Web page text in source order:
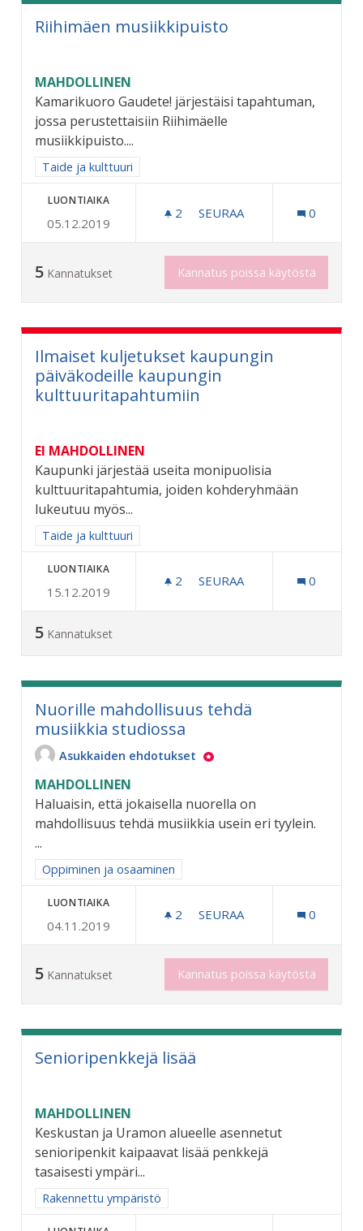
Riihimäen musiikkipuisto
MAHDOLLINEN
Kamarikuoro Gaudete! järjestäisi tapahtuman,
jossa perustettaisiin Riihimäelle
musiikkipuisto....
Rajaa tulokset aihepiirin mukaan: Taide ja kulttuuri
Taide ja kulttuuri
LUONTIAIKA
05.12.2019
2 2 SEURAAJAA
SEURAA 0
5 Kannatukset Kannatus poissa käytöstä
Ilmaiset kuljetukset kaupungin
päiväkodeille kaupungin
kulttuuritapahtumiin
EI MAHDOLLINEN
Kaupunki järjestää useita monipuolisia
kulttuuritapahtumia, joiden kohderyhmään
lukeutuu myös...
Rajaa tulokset aihepiirin mukaan: Taide ja kulttuuri
Taide ja kulttuuri
LUONTIAIKA
15.12.2019
2 2 SEURAAJAA
SEURAA 0
5 Kannatukset
Nuorille mahdollisuus tehdä
musiikkia studiossa
Asukkaiden ehdotukset
MAHDOLLINEN
Haluaisin, että jokaisella nuorella on
mahdollisuus tehdä musiikkia usein eri tyylein.
...
Rajaa tulokset aihepiirin mukaan: Oppiminen ja osaaminen
Oppiminen ja osaaminen
LUONTIAIKA
04.11.2019
2 2 SEURAAJAA
SEURAA 0
5 Kannatukset Kannatus poissa käytöstä
Senioripenkkejä lisää
MAHDOLLINEN
Keskustan ja Uramon alueelle asennetut
senioripenkit kaipaavat lisää penkkejä
tasaisesti ympäri...
Rajaa tulokset aihepiirin mukaan: Rakennettu ympäristö
Rakennettu ympäristö